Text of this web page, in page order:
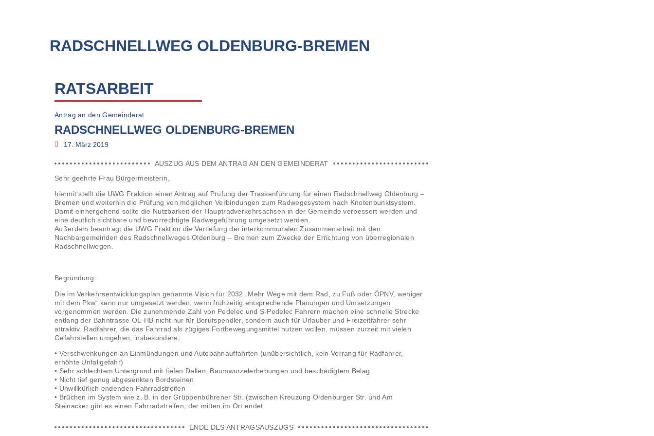
RADSCHNELLWEG OLDENBURG-BREMEN
RATSARBEIT
Antrag an den Gemeinderat
RADSCHNELLWEG OLDENBURG-BREMEN
17. März 2019
AUSZUG AUS DEM ANTRAG AN DEN GEMEINDERAT
Sehr geehrte Frau Bürgermeisterin,
hiermit stellt die UWG Fraktion einen Antrag auf Prüfung der Trassenführung für einen Radschnellweg Oldenburg –
Bremen und weiterhin die Prüfung von möglichen Verbindungen zum Radwegesystem nach Knotenpunktsystem.
Damit einhergehend sollte die Nutzbarkeit der Hauptradverkehrsachsen in der Gemeinde verbessert werden und
eine deutlich sichtbare und bevorrechtigte Radwegeführung umgesetzt werden.
Außerdem beantragt die UWG Fraktion die Vertiefung der interkommunalen Zusammenarbeit mit den
Nachbargemeinden des Radschnellweges Oldenburg – Bremen zum Zwecke der Errichtung von überregionalen
Radschnellwegen.
Begründung:
Die im Verkehrsentwicklungsplan genannte Vision für 2032 „Mehr Wege mit dem Rad, zu Fuß oder ÖPNV, weniger
mit dem Pkw“ kann nur umgesetzt werden, wenn frühzeitig entsprechende Planungen und Umsetzungen
vorgenommen werden. Die zunehmende Zahl von Pedelec und S-Pedelec Fahrern machen eine schnelle Strecke
entlang der Bahntrasse OL-HB nicht nur für Berufspendler, sondern auch für Urlauber und Freizeitfahrer sehr
attraktiv. Radfahrer, die das Fahrrad als zügiges Fortbewegungsmittel nutzen wollen, müssen zurzeit mit vielen
Gefahrstellen umgehen, insbesondere:
• Verschwenkungen an Einmündungen und Autobahnauffahrten (unübersichtlich, kein Vorrang für Radfahrer,
erhöhte Unfallgefahr)
• Sehr schlechtem Untergrund mit tiefen Dellen, Baumwurzelerhebungen und beschädigtem Belag
• Nicht tief genug abgesenkten Bordsteinen
• Unwillkürlich endenden Fahrradstreifen
• Brüchen im System wie z. B. in der Grüppenbührener Str. (zwischen Kreuzung Oldenburger Str. und Am
Steinacker gibt es einen Fahrradstreifen, der mitten im Ort endet
ENDE DES ANTRAGSAUSZUGS